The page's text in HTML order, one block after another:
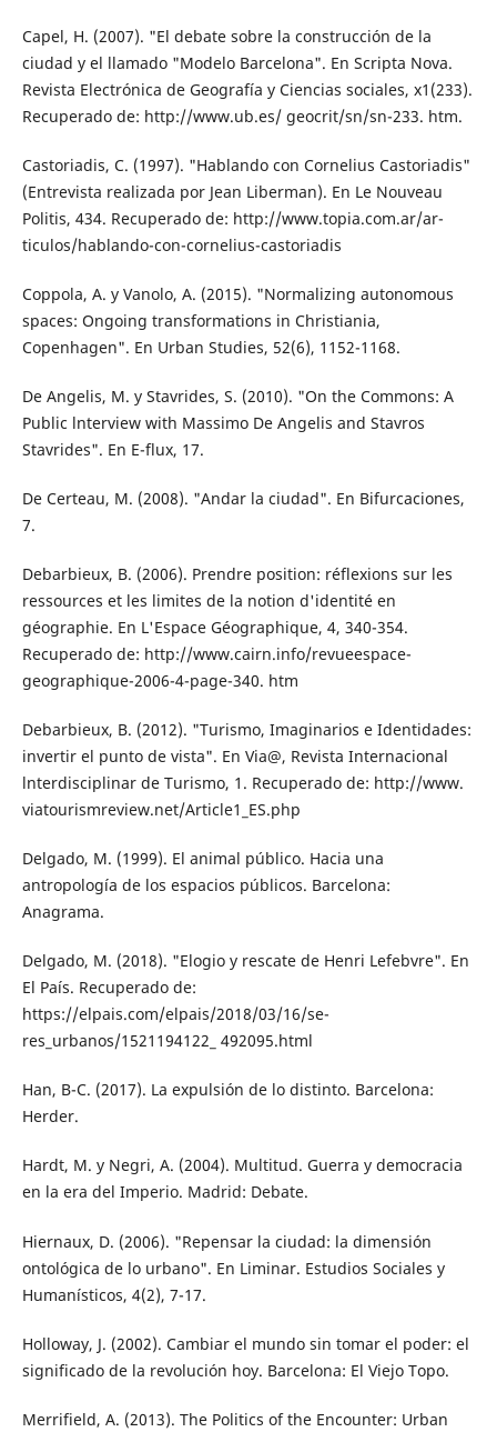
Capel, H. (2007). "El debate sobre la construc­ción de la
ciudad y el llamado "Modelo Barcelona". En Scripta Nova.
Revista Electrónica de Geografía y Ciencias sociales, x1(233).
Recuperado de: http://www.ub.es/ geocrit/sn/sn-233. htm.
Castoriadis, C. (1997). "Hablando con Cornelius Castoriadis"
(Entrevista realizada por Jean Liberman). En Le Nouveau
Politis, 434. Re­cuperado de: http://www.topia.com.ar/ar­
ticulos/hablando-con-cornelius-castoriadis
Coppola, A. y Vanolo, A. (2015). "Normalizing autonomous
spaces: Ongoing transforma­tions in Christiania,
Copenhagen". En Ur­ban Studies, 52(6), 1152-1168.
De Angelis, M. y Stavrides, S. (2010). "On the Commons: A
Public lnterview with Massi­mo De Angelis and Stavros
Stavrides". En E-flux, 17.
De Certeau, M. (2008). "Andar la ciudad". En Bifurcaciones,
7.
Debarbieux, B. (2006). Prendre position: ré­flexions sur les
ressources et les limites de la notion d'identité en
géographie. En L'Espace Géographique, 4, 340-354.
Recuperado de: http://www.cairn.info/revue­espace-
geographique-2006-4-page-340. htm
Debarbieux, B. (2012). "Turismo, Imaginarios e Identidades:
invertir el punto de vista". En Via@, Revista Internacional
lnterdisciplinar de Turismo, 1. Recuperado de: http://www.
viatourismreview.net/Article1_ES.php
Delgado, M. (1999). El animal público. Hacia una
antropología de los espacios públi­cos. Barcelona:
Anagrama.
Delgado, M. (2018). "Elogio y rescate de Hen­ri Lefebvre". En
El País. Recuperado de:
https://elpais.com/elpais/2018/03/16/se­
res_urbanos/1521194122_ 492095.html
Han, B-C. (2017). La expulsión de lo distinto. Barcelona:
Herder.
Hardt, M. y Negri, A. (2004). Multitud. Guerra y democracia
en la era del Imperio. Ma­drid: Debate.
Hiernaux, D. (2006). "Repensar la ciudad: la dimensión
ontológica de lo urbano". En Liminar. Estudios Sociales y
Humanísticos, 4(2), 7-17.
Holloway, J. (2002). Cambiar el mundo sin to­mar el poder: el
significado de la revolu­ción hoy. Barcelona: El Viejo Topo.
Merrifield, A. (2013). The Politics of the En­counter: Urban